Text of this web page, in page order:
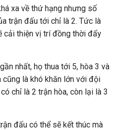
xa về thứ hạng nhưng số
trận đấu tới chỉ là 2. Tức là
cải thiện vị trí đồng thời đẩy
nhất, họ thua tới 5, hòa 3 và
cũng là khó khăn lớn với đội
chỉ là 2 trận hòa, còn lại là 3
đấu có thể sẽ kết thúc mà